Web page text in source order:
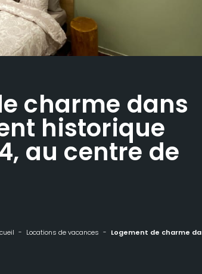
charme dans
historique
au centre de
Locations de vacances Logement de charme dans un monument historique daté de 1544, au centre de Haguenau